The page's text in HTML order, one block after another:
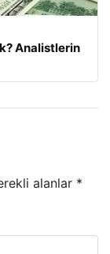
Analistlerin
alanlar *